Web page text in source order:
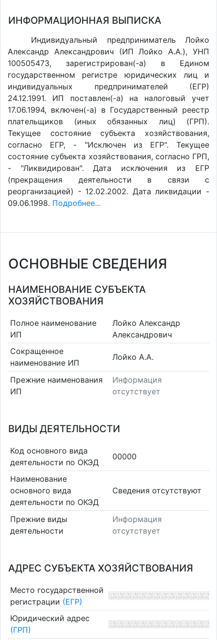
ИНФОРМАЦИОННАЯ ВЫПИСКА
Индивидуальный предприниматель Лойко
Александр Александрович (ИП Лойко А.А.), УНП
100505473, зарегистрирован(-а) в Едином
государственном регистре юридических лиц и
индивидуальных предпринимателей (ЕГР)
24.12.1991. ИП поставлен(-a) на налоговый учет
17.06.1994, включен(-a) в Государственный реестр
плательщиков (иных обязанных лиц) (ГРП).
Текущее состояние субъекта хозяйствования,
согласно ЕГР, - "Исключен из ЕГР". Текущее
состояние субъекта хозяйствования, согласно ГРП,
- "Ликвидирован". Дата исключения из ЕГР
(прекращения деятельности в связи с
реорганизацией) - 12.02.2002. Дата ликвидации -
09.06.1998. Подробнее...
ОСНОВНЫЕ СВЕДЕНИЯ
НАИМЕНОВАНИЕ СУБЪЕКТА
ХОЗЯЙСТВОВАНИЯ
Полное наименование
ИП
Лойко Александр
Александрович
Сокращенное
наименование ИП
Лойко А.А.
Прежние наименования
ИП
Информация
отсутствует
ВИДЫ ДЕЯТЕЛЬНОСТИ
Код основного вида
деятельности по ОКЭД
00000
Наименование
основного вида
деятельности по ОКЭД
Cведения отсутствуют
Прежние виды
деятельности
Информация
отсутствует
АДРЕС СУБЪЕКТА ХОЗЯЙСТВОВАНИЯ
Место государственной
регистрации (ЕГР)
Юридический адрес
(ГРП)